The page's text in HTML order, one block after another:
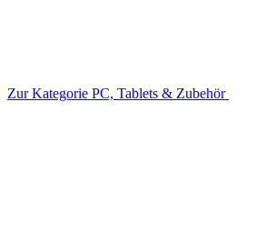
Zur Kategorie PC, Tablets & Zubehör